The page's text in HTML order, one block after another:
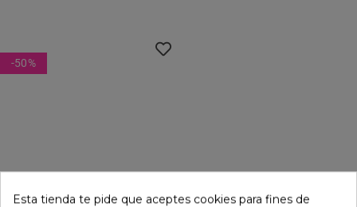
-50%
Esta tienda te pide que aceptes cookies para fines de